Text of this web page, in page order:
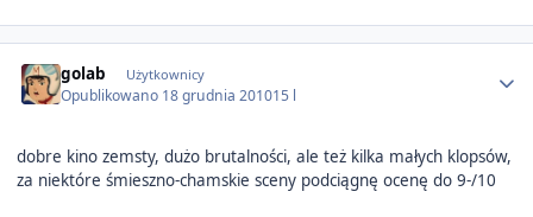
golab Użytkownicy
Opublikowano 18 grudnia 201015 l
dobre kino zemsty, dużo brutalności, ale też kilka małych klopsów,
za niektóre śmieszno-chamskie sceny podciągnę ocenę do 9-/10